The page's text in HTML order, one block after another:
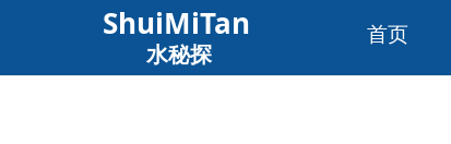
首页
ShuiMiTan
水秘探